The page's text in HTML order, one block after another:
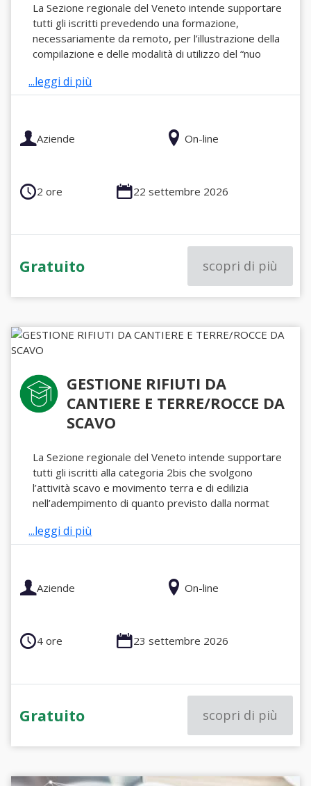
La Sezione regionale del Veneto intende supportare
tutti gli iscritti prevedendo una formazione,
necessariamente da remoto, per l’illustrazione della
compilazione e delle modalità di utilizzo del “nuo
...leggi di più
Aziende On-line
2 ore 22 settembre 2026
Gratuito scopri di più
GESTIONE RIFIUTI DA
CANTIERE E TERRE/ROCCE DA
SCAVO
La Sezione regionale del Veneto intende supportare
tutti gli iscritti alla categoria 2bis che svolgono
l’attività scavo e movimento terra e di edilizia
nell’adempimento di quanto previsto dalla normat
...leggi di più
Aziende On-line
4 ore 23 settembre 2026
Gratuito scopri di più